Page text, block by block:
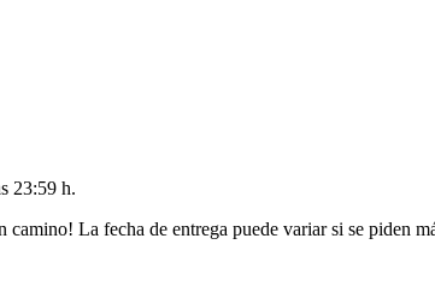
23:59 h.
La fecha de entrega puede variar si se piden